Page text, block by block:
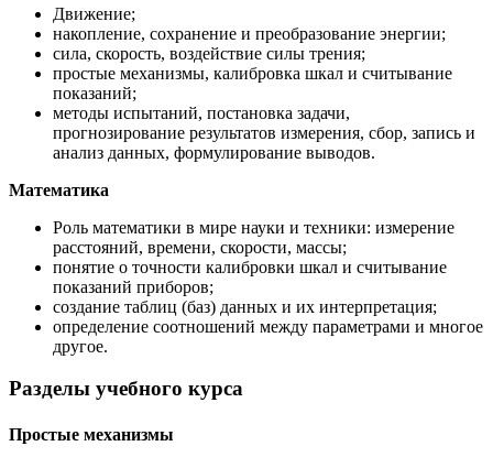
Движение;
накопление, сохранение и преобразование энергии;
сила, скорость, воздействие силы трения;
простые механизмы, калибровка шкал и считывание
показаний;
методы испытаний, постановка задачи,
прогнозирование результатов измерения, сбор, запись и
анализ данных, формулирование выводов.
Математика
Роль математики в мире науки и техники: измерение
расстояний, времени, скорости, массы;
понятие о точности калибровки шкал и считывание
показаний приборов;
создание таблиц (баз) данных и их интерпретация;
определение соотношений между параметрами и многое
другое.
Разделы учебного курса
Простые механизмы